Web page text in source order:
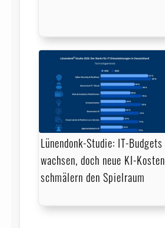
Lünendonk-Studie: IT-Budgets
wachsen, doch neue KI-Kosten
schmälern den Spielraum